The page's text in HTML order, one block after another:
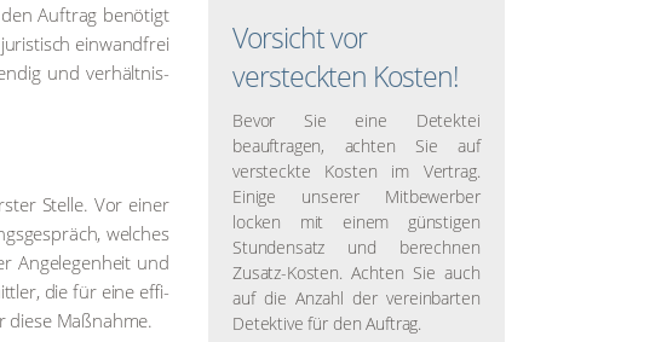
Auf­trag benö­tigt
ein­wand­frei
und ver­hält­nis­
Stel­le. Vor einer
wel­ches
Ange­le­gen­heit und
die für eine effi­
die­se Maß­nah­me.
Vorsicht vor
versteckten Kosten!
Bevor Sie eine Detektei
beauftragen, achten Sie auf
versteckte Kosten im Vertrag.
Einige unserer Mitbewerber
locken mit einem günstigen
Stundensatz und berechnen
Zusatz-Kosten. Achten Sie auch
auf die Anzahl der vereinbarten
Detektive für den Auftrag.